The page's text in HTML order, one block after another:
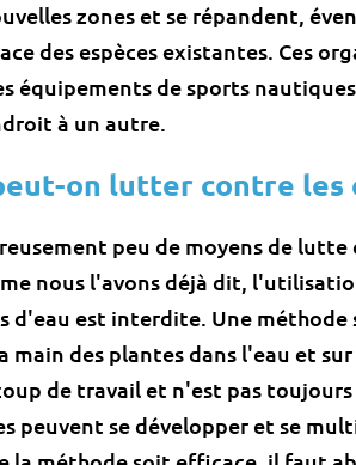
zones et se répandent,
des espèces existantes. Ces
équipements de sports
à un autre.
on lutter contre les
peu de moyens de lutte
nous l'avons déjà dit,
d'eau est interdite. Une
main des plantes dans l'eau et
de travail et n'est pas
peuvent se développer et se